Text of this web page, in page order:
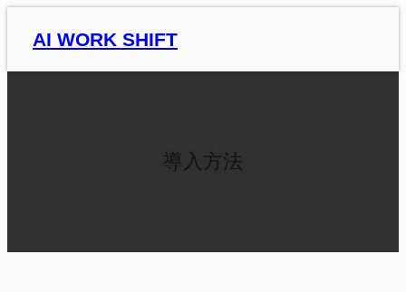
AI WORK SHIFT
導入方法